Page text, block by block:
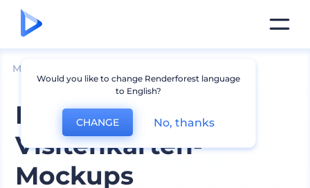
Mockups
Professionelle
Visitenkarten-
Mockups
Would you like to change Renderforest language
to English?
CHANGE No, thanks